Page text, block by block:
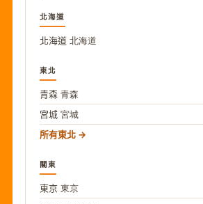
北海道
北海道 北海道
東北
青森 青森
宮城 宮城
所有東北
關東
東京 東京